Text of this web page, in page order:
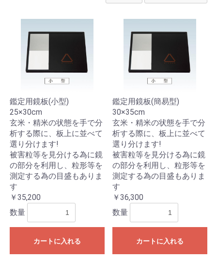
鑑定用鏡板(小型)
25×30cm
玄米・精米の状態を手で分
析する際に、板上に並べて
選り分けます!
被害粒等を見分ける為に鏡
の部分を利用し、粒形等を
測定する為の目盛もありま
す
￥35,200
数量
カートに入れる
鑑定用鏡板(簡易型)
30×35cm
玄米・精米の状態を手で分
析する際に、板上に並べて
選り分けます!
被害粒等を見分ける為に鏡
の部分を利用し、粒形等を
測定する為の目盛もありま
す
￥36,300
数量
カートに入れる